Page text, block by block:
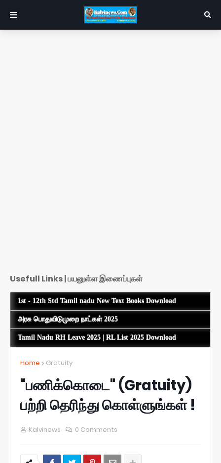
Usefull Links | பயனுள்ள இணைப்புகள்
1st - 12th Std Tamil nadu New Text Books Download
அரசு பொதுவிடுமுறை நாட்கள் 2025
Tamil Nadu RH Leave 2025 | RL List 2025 Download
Home Gratuity
"பணிக்கொடை" (Gratuity)
பற்றி தெரிந்து கொள்ளுங்கள் !
Kalvinews 0 Comments